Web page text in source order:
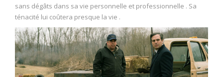
sans dégâts dans sa vie personnelle et professionnelle . Sa
ténacité lui coûtera presque la vie .